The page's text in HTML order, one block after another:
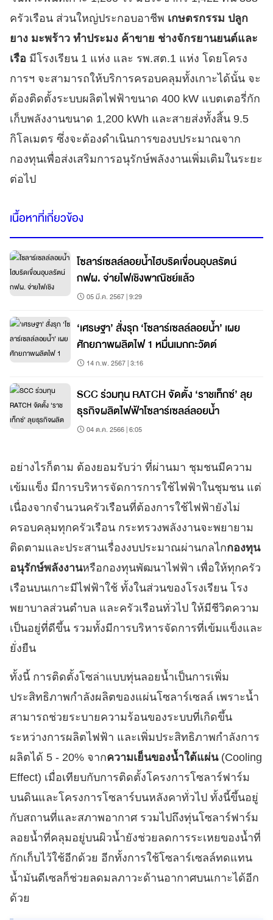
ครัวเรือน ส่วนใหญ่ประกอบอาชีพ เกษตรกรรม ปลูก
ยาง มะพร้าว ทำประมง ค้าขาย ช่างจักรยานยนต์และ
เรือ มีโรงเรียน 1 แห่ง และ รพ.สต.1 แห่ง โดยโครง
การฯ จะสามารถให้บริการครอบคลุมทั้งเกาะได้นั้น จะ
ต้องติดตั้งระบบผลิตไฟฟ้าขนาด 400 kW แบตเตอรี่กัก
เก็บพลังงานขนาด 1,200 kWh และสายส่งทั้งสิ้น 9.5
กิโลเมตร ซึ่งจะต้องดำเนินการของบประมาณจาก
กองทุนเพื่อส่งเสริมการอนุรักษ์พลังงานเพิ่มเติมในระยะ
ต่อไป
เนื้อหาที่เกี่ยวข้อง
โซลาร์เซลล์ลอยน้ำไฮบริดเขื่อนอุบลรัตน์
กฟผ. จ่ายไฟเชิงพาณิชย์แล้ว
05 มี.ค. 2567 | 9:29
‘เศรษฐา’ สั่งรุก ‘โซลาร์เซลล์ลอยน้ำ’ เผย
ศักยภาพผลิตไฟ 1 หมื่นเมกกะวัตต์
14 ก.พ. 2567 | 3:16
SCC ร่วมทุน RATCH จัดตั้ง ‘ราชเท็กซ์’ ลุย
ธุรกิจผลิตไฟฟ้าโซลาร์เซลล์ลอยน้ำ
04 ต.ค. 2566 | 6:05
อย่างไรก็ตาม ต้องยอมรับว่า ที่ผ่านมา ชุมชนมีความ
เข้มแข็ง มีการบริหารจัดการการใช้ไฟฟ้าในชุมชน แต่
เนื่องจากจำนวนครัวเรือนที่ต้องการใช้ไฟฟ้ายังไม่
ครอบคลุมทุกครัวเรือน กระทรวงพลังงานจะพยายาม
ติดตามและประสานเรื่องงบประมาณผ่านกลไกกองทุน
อนุรักษ์พลังงานหรือกองทุนพัฒนาไฟฟ้า เพื่อให้ทุกครัว
เรือนบนเกาะมีไฟฟ้าใช้ ทั้งในส่วนของโรงเรียน โรง
พยาบาลส่วนตำบล และครัวเรือนทั่วไป ให้มีชีวิตความ
เป็นอยู่ที่ดีขึ้น รวมทั้งมีการบริหารจัดการที่เข้มแข็งและ
ยั่งยืน
ทั้งนี้ การติดตั้งโซล่าแบบทุ่นลอยน้ำเป็นการเพิ่ม
ประสิทธิภาพกำลังผลิตของแผ่นโซลาร์เซลล์ เพราะน้ำ
สามารถช่วยระบายความร้อนของระบบที่เกิดขึ้น
ระหว่างการผลิตไฟฟ้า และเพิ่มประสิทธิภาพกำลังการ
ผลิตได้ 5 - 20% จากความเย็นของน้ำใต้แผ่น(Cooling
Effect) เมื่อเทียบกับการติดตั้งโครงการโซลาร์ฟาร์ม
บนดินและโครงการโซลาร์บนหลังคาทั่วไป ทั้งนี้ขึ้นอยู่
กับสถานที่และสภาพอากาศ รวมไปถึงทุ่นโซลาร์ฟาร์ม
ลอยน้ำที่คลุมอยู่บนผิวน้ำยังช่วยลดการระเหยของน้ำที่
กักเก็บไว้ใช้อีกด้วย อีกทั้งการใช้โซลาร์เซลล์ทดแทน
น้ำมันดีเซลก็ช่วยลดมลภาวะด้านอากาศบนเกาะได้อีก
ด้วย